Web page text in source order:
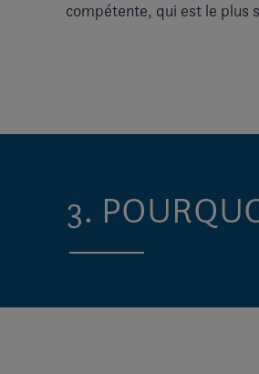
compétente, qui est le plus
3.